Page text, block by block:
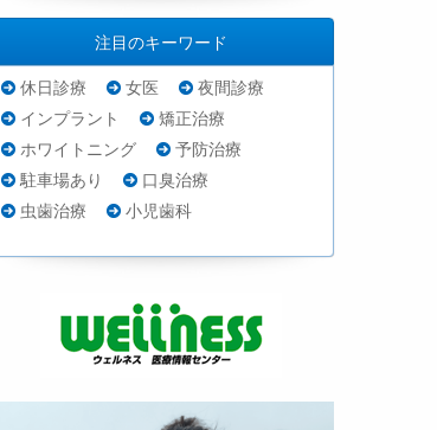
注目のキーワード
休日診療 女医
夜間診療
インプラント
矯正治療
ホワイトニング
予防治療
駐車場あり
口臭治療
虫歯治療
小児歯科